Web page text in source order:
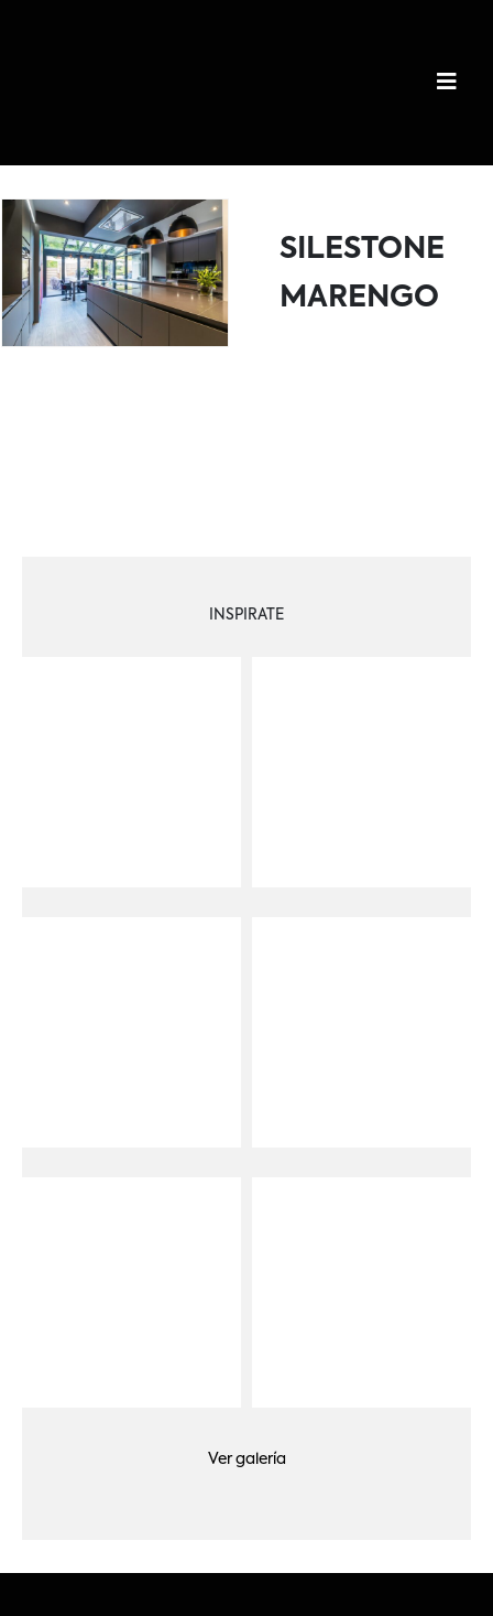
SILESTONE
MARENGO
INSPIRATE
Ver galería